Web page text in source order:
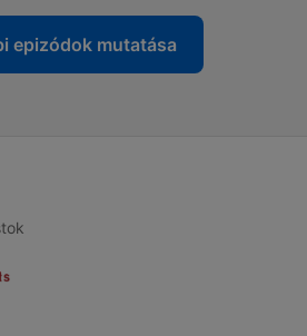
epizódok mutatása